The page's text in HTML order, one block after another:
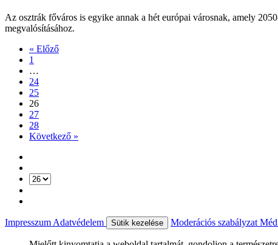
Az osztrák főváros is egyike annak a hét európai városnak, amely
megvalósításához.
« Előző
1
…
24
25
26
27
28
Következő »
Impresszum Adatvédelem Sütik kezelése Moderációs szabályzat